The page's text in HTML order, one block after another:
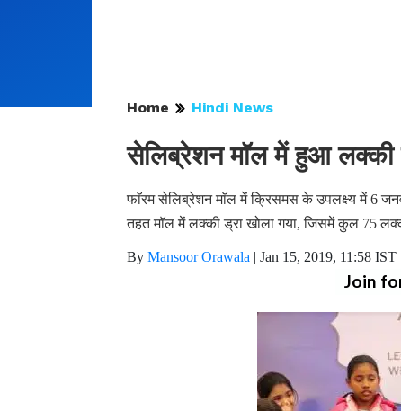
Home Hindi News
सेलिब्रेशन माॅल में हुआ लक्की
फाॅरम सेलिब्रेशन माॅल में क्रिसमस के उपलक्ष्य में 6
तहत माॅल में लक्की ड्रा खोला गया, जिसमें कुल 75
By Mansoor Orawala | Jan 15, 2019, 11:58 IST
Join